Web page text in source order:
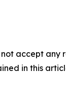
accept
in this